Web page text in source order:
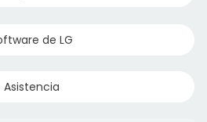
de LG
Asistencia